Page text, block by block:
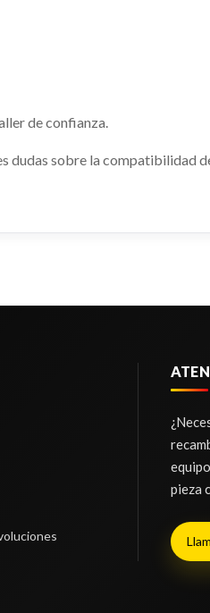
de confianza.
dudas sobre la compatibilidad
pieza